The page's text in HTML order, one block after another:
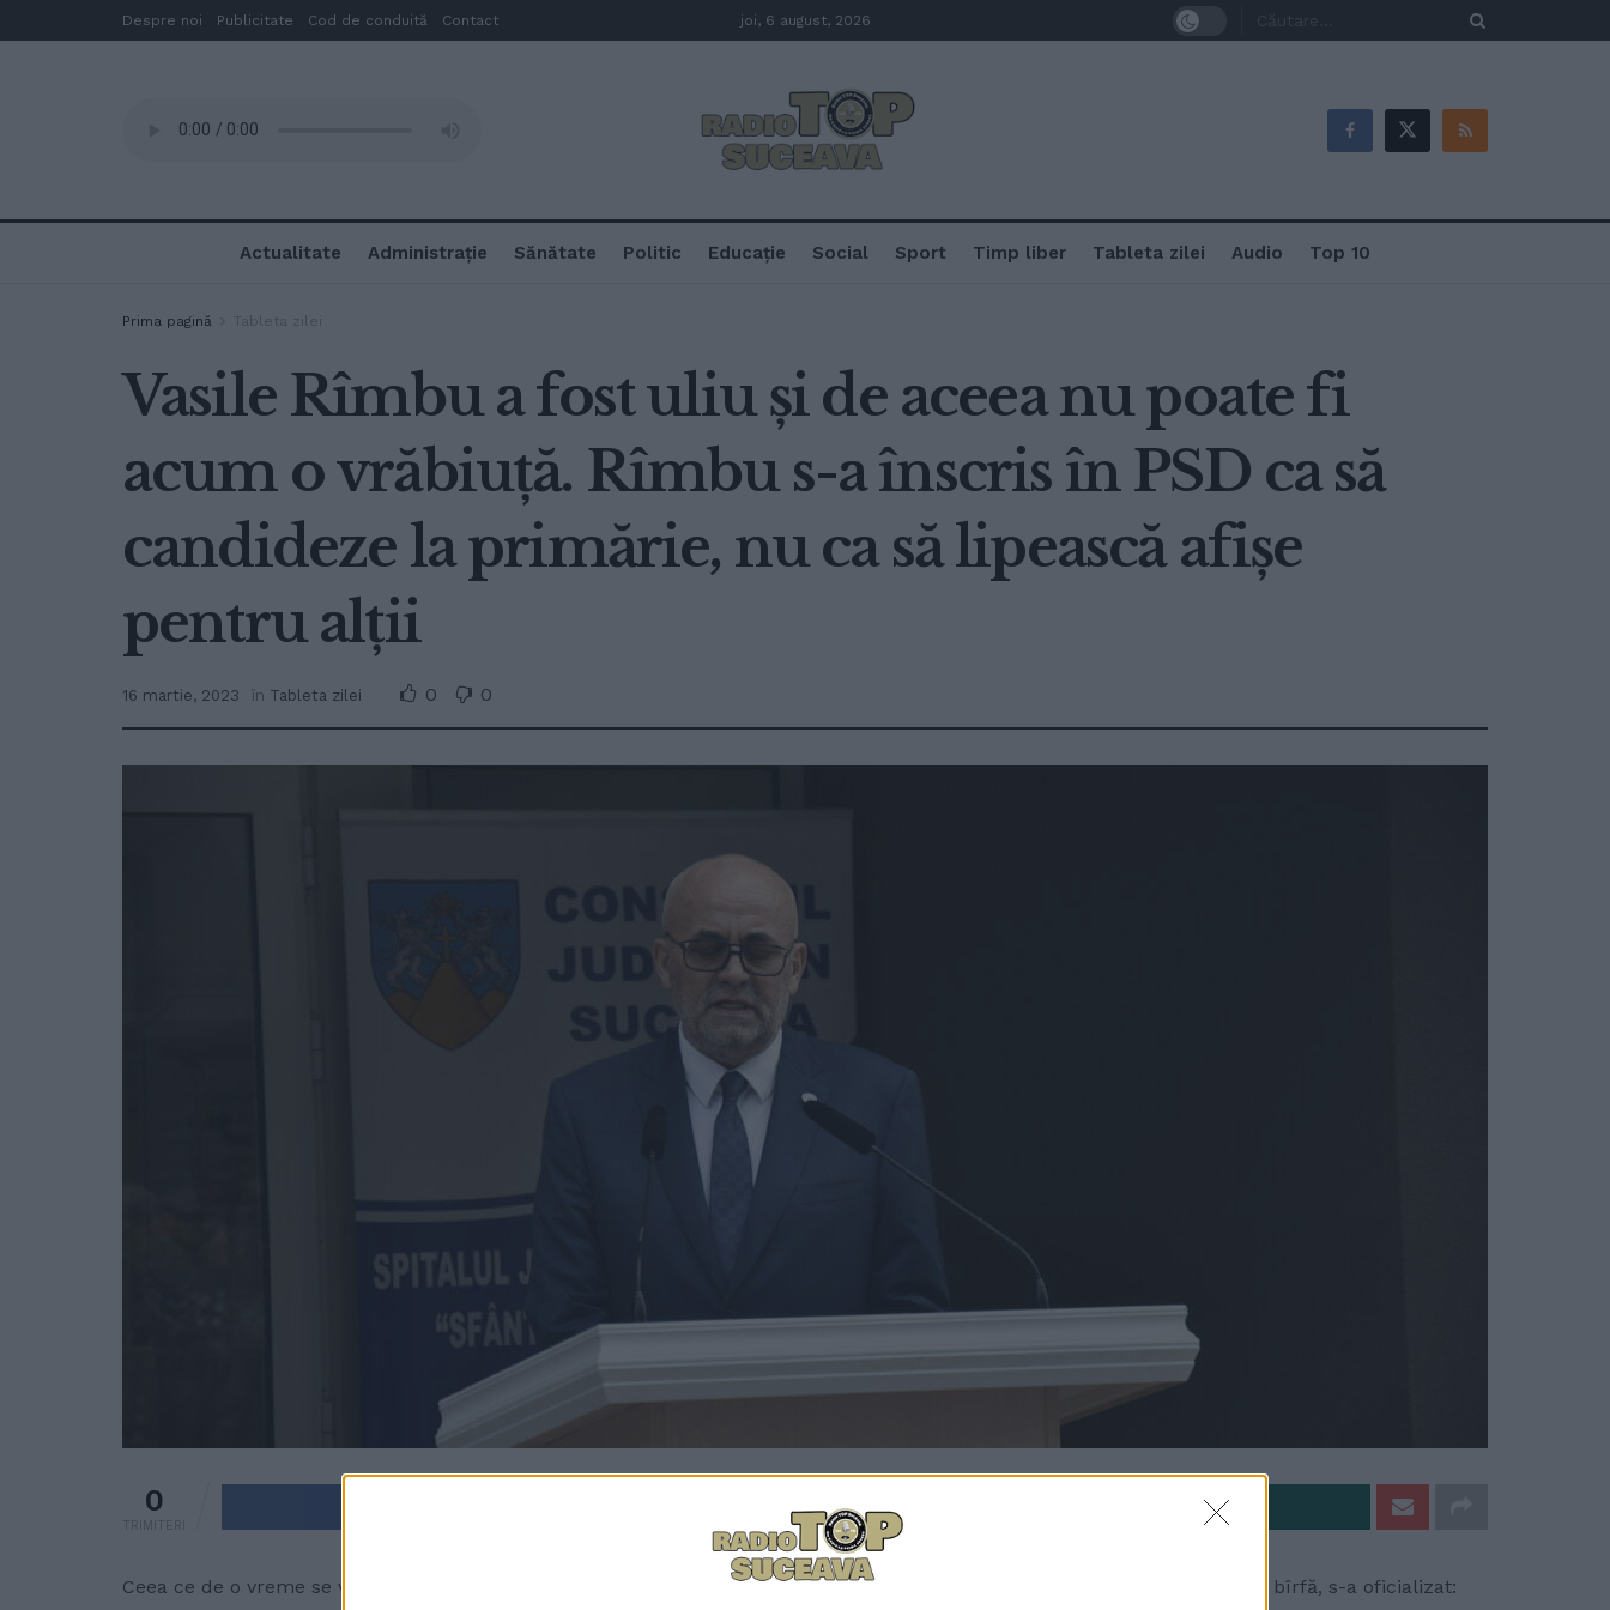
Despre noi Publicitate Cod de conduită Contact joi, 6 august, 2026
Actualitate Administrație Sănătate Politic Educație Social Sport Timp liber Tableta zilei Audio Top 10
Prima pagină Tableta zilei
Vasile Rîmbu a fost uliu și de aceea nu poate fi
acum o vrăbiuță. Rîmbu s-a înscris în PSD ca să
candideze la primărie, nu ca să lipească afișe
pentru alții
16 martie, 2023 în Tableta zilei 0 0
0
TRIMITERI
Ceea ce de o vreme se vorbea pe la colțurile unor instituții și blocuri din Suceava, și prin birourile unde lumea are timp de bîrfă, s-a oficializat: